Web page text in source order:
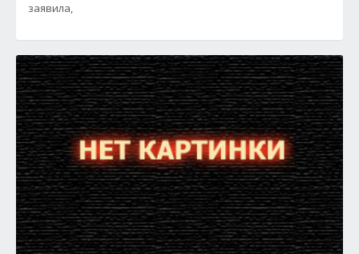
заявила,